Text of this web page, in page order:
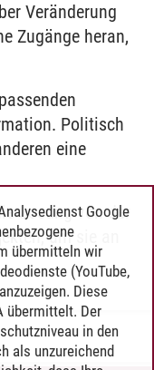
Veränderung
Zugänge heran,
Politisch
eine
Losung von der
um sie an
Google
übermitteln wir
(YouTube,
Diese
übermittelt. Der
in den
als unzureichend